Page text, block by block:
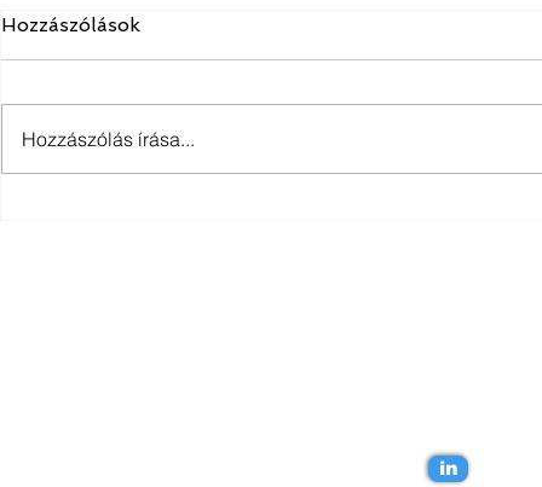
Hozzászólások
Hozzászólás írása...
in